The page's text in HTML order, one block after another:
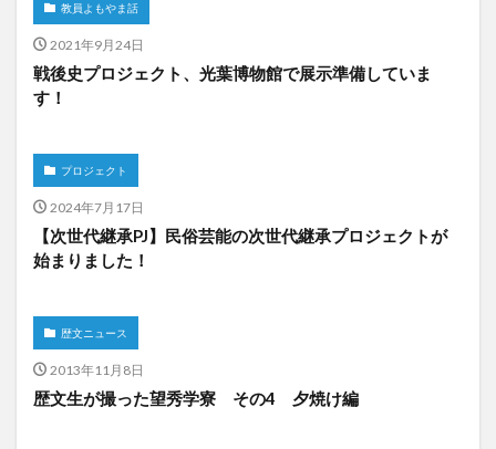
教員よもやま話
2021年9月24日
戦後史プロジェクト、光葉博物館で展示準備していま
す！
プロジェクト
2024年7月17日
【次世代継承PJ】民俗芸能の次世代継承プロジェクトが
始まりました！
歴文ニュース
2013年11月8日
歴文生が撮った望秀学寮 その4 夕焼け編